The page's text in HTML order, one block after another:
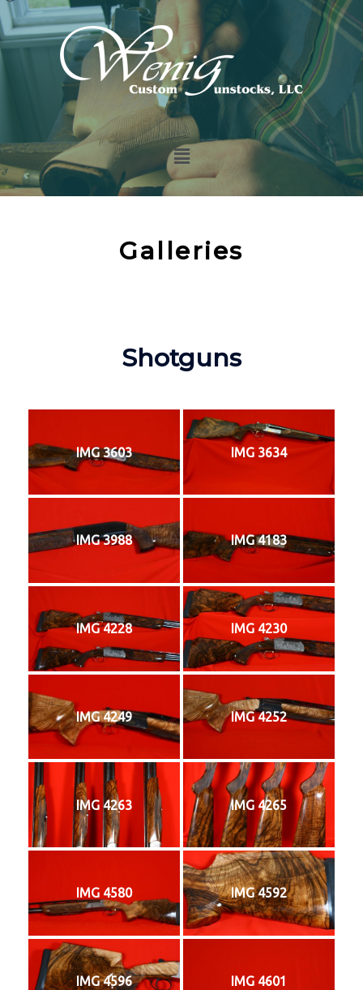
Galleries
Shotguns
IMG 3603 IMG 3634
IMG 3988 IMG 4183
IMG 4228 IMG 4230
IMG 4249 IMG 4252
IMG 4263 IMG 4265
IMG 4580 IMG 4592
IMG 4596 IMG 4601